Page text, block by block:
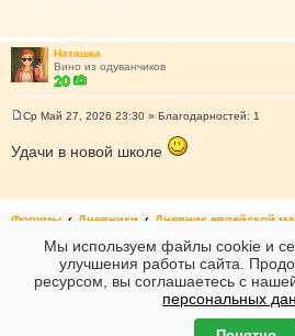
н
и
е
Наташка
Вино из одуванчиков
о
и
Ср Май 27, 2026 23:30 » Благодарностей: 1
Удачи в новой школе
Форумы Дневники Дневник еврейской
1 >
phpBB® Forum
Мы используем файлы cookie и
улучшения работы сайта.
ресурсом, вы соглашаетесь с
персональных